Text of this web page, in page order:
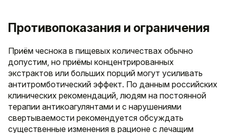
Противопоказания и ограничения
Приём чеснока в пищевых количествах обычно
допустим, но приёмы концентрированных
экстрактов или больших порций могут усиливать
антитромботический эффект. По данным российских
клинических рекомендаций, людям на постоянной
терапии антикоагулянтами и с нарушениями
свертываемости рекомендуется обсуждать
существенные изменения в рационе с лечащим